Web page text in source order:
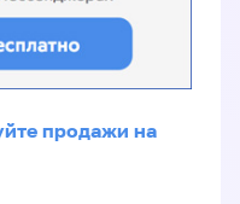
продажи на